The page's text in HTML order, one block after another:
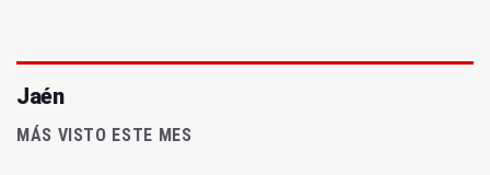
Jaén
MÁS VISTO ESTE MES